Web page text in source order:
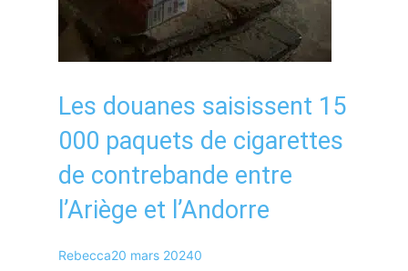
Les douanes saisissent 15
000 paquets de cigarettes
de contrebande entre
l’Ariège et l’Andorre
Rebecca20 mars 20240